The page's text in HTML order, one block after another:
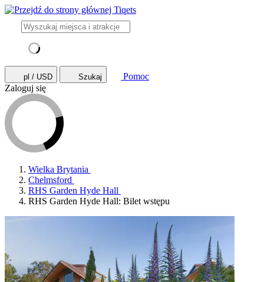
pl / USD Szukaj
Pomoc
Zaloguj się
Wielka Brytania
Chelmsford
RHS Garden Hyde Hall
RHS Garden Hyde Hall: Bilet wstępu